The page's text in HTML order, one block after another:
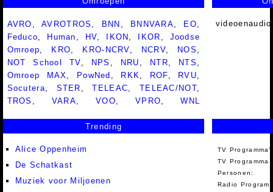
AVRO ,AVROTROS , BNN , BNNVARA, EO,
Feduco, Human , HV, IKON , IKOR , Joodse
Omroep, KRO, KRO-NCRV, NCRV, NOS ,
NOT School TV, NPS , NRU , NTR, NTS ,
Omroep MAX, PowNed , RKK, ROF, RVU,
Socutera, STER ,TELEAC, TELEAC/NOT,
TROS , VARA,VOO,VPRO,WNL
Trending
Alice Oppenheim
De Schatkast
Muziek voor Miljoenen
TV
TV Programma
Personen:
Radio